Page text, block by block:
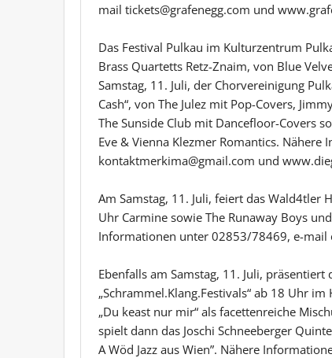
mail tickets@grafenegg.com und
Das Festival Pulkau im Kulturzentrum
Brass Quartetts Retz-Znaim, von Blue
Samstag, 11. Juli, der Chorvereinigung
Cash“, von The Julez mit Pop-Covers,
The Sunside Club mit Dancefloor-Covers
Eve & Vienna Klezmer Romantics.
kontaktmerkima@gmail.com und
Am Samstag, 11. Juli, feiert das Wald4tler
Uhr Carmine sowie The Runaway Boys
Informationen unter 02853/78469, e-
Ebenfalls am Samstag, 11. Juli,
„Schrammel.Klang.Festivals“ ab 18 Uhr
„Du keast nur mir“ als facettenreiche
spielt dann das Joschi Schneeberger
A Wöd Jazz aus Wien”. Nähere